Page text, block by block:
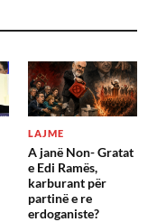
LAJME
A janë Non- Gratat
e Edi Ramës,
karburant për
partinë e re
erdoganiste?